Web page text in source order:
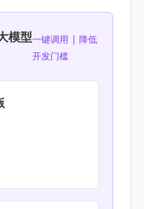
模型一键调用 | 降低
开发门槛